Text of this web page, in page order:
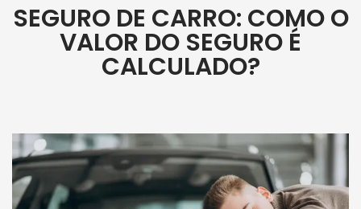
SEGURO DE CARRO: COMO O
VALOR DO SEGURO É
CALCULADO?